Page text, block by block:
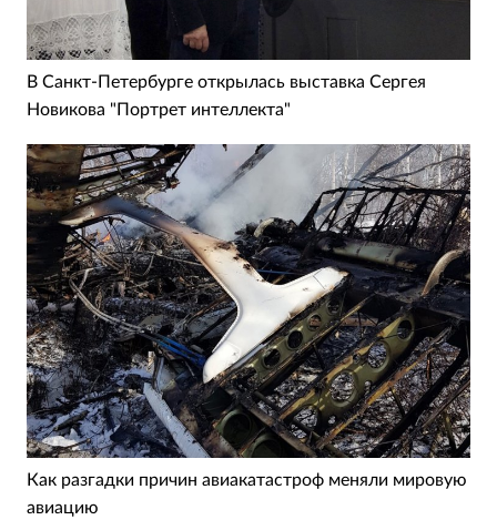
В Санкт-Петербурге открылась выставка Сергея
Новикова "Портрет интеллекта"
Как разгадки причин авиакатастроф меняли мировую
авиацию